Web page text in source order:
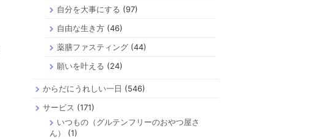
自分を大事にする (97)
自由な生き方(46)
薬膳ファスティング(44)
願いを叶える (24)
からだにうれしい一日 (546)
サービス (171)
いつもの（グルテンフリーのおやつ屋さ
ん）
(1)